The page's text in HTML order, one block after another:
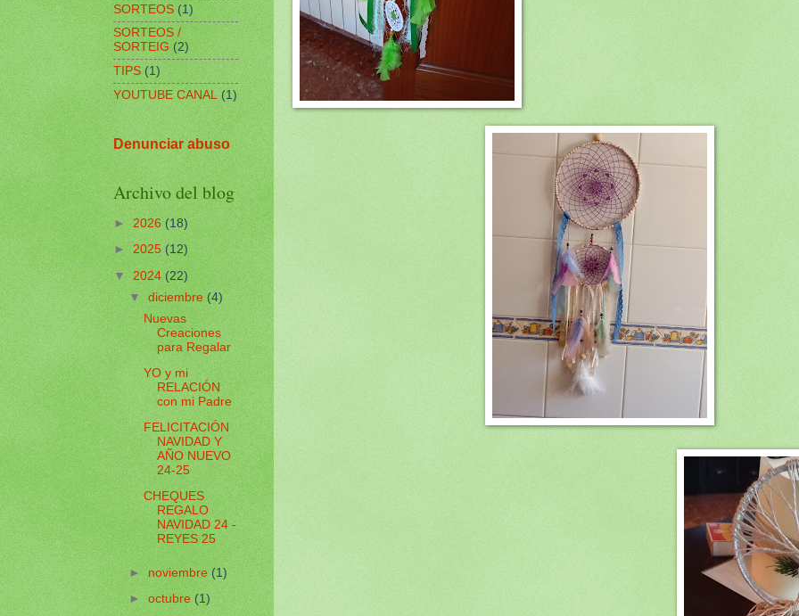
SORTEOS (1)
SORTEOS /
SORTEIG (2)
TIPS (1)
YOUTUBE CANAL (1)
Denunciar abuso
Archivo del blog
►2026(18)
►2025(12)
▼2024(22)
▼ diciembre(4)
Nuevas
Creaciones
para Regalar
YO y mi
RELACIÓN
con mi Padre
FELICITACIÓN
NAVIDAD Y
AÑO NUEVO
24-25
CHEQUES
REGALO
NAVIDAD 24 -
REYES 25
►noviembre(1)
►octubre(1)